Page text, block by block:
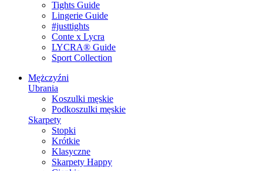
Tights Guide
Lingerie Guide
#justtights
Conte x Lycra
LYCRA® Guide
Sport Сollection
Mężczyźni
Ubrania
Koszulki męskie
Podkoszulki męskie
Skarpety
Stopki
Krótkie
Klasyczne
Skarpety Happy